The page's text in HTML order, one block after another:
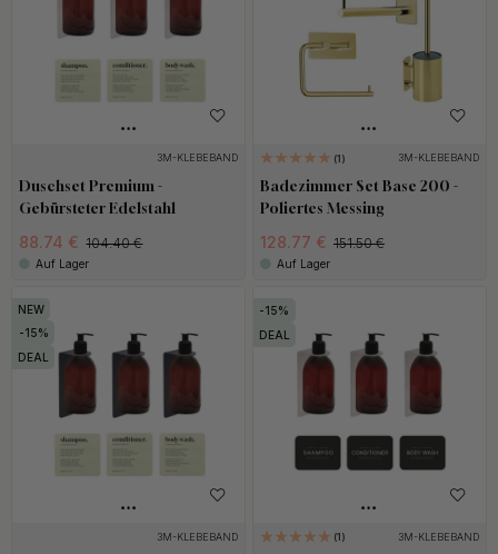
3M-KLEBEBAND
Duschset Premium -
Gebürsteter Edelstahl
88.74 € 104.40 €
Auf Lager
1 3M-KLEBEBAND
Badezimmer Set Base 200 -
Poliertes Messing
128.77 € 151.50 €
Auf Lager
15
DEAL
3M-KLEBEBAND
15
DEAL
1 3M-KLEBEBAND